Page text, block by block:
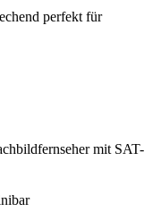
perfekt für
mit SAT-